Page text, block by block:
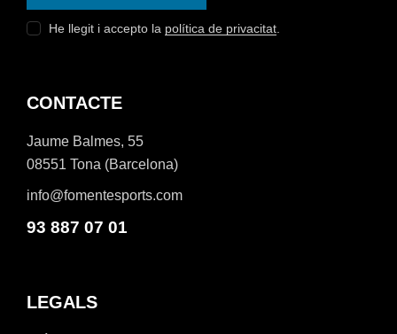
He llegit i accepto la política de privacitat
CONTACTE
Jaume Balmes, 55
08551 Tona (Barcelona)
info@fomentesports.com
93 887 07 01
LEGALS